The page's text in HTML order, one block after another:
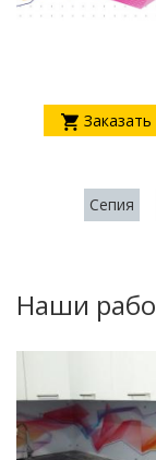
Сепия
Наши